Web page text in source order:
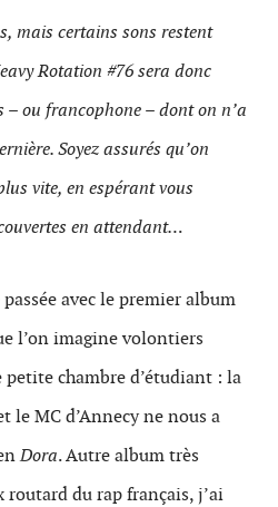
mais certains sons restent
Rotation #76 sera donc
ou francophone – dont on n’a
Soyez assurés qu’on
vite, en espérant vous
en attendant…
avec le premier album
l’on imagine volontiers
petite chambre d’étudiant : la
le MC d’Annecy ne nous a
Dora. Autre album très
du rap français, j’ai